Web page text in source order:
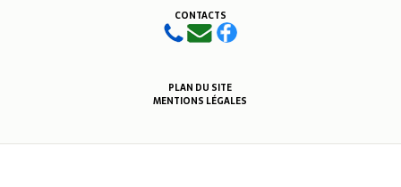
CONTACTS
PLAN DU SITE
MENTIONS LÉGALES